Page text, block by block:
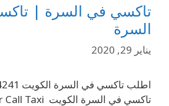
تاكسي في السرة |
السرة
يناير 29, 2020